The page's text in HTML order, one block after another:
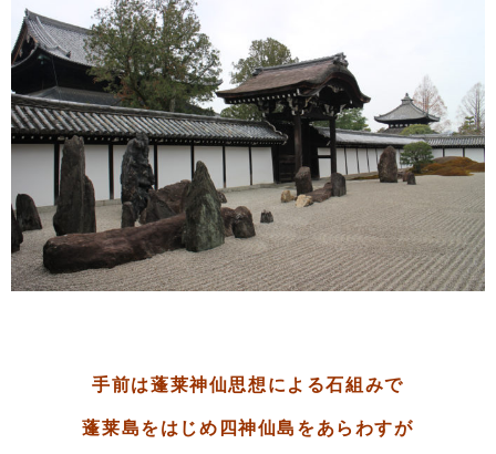
手前は蓬莱神仙思想による石組みで
蓬莱島をはじめ四神仙島をあらわすが